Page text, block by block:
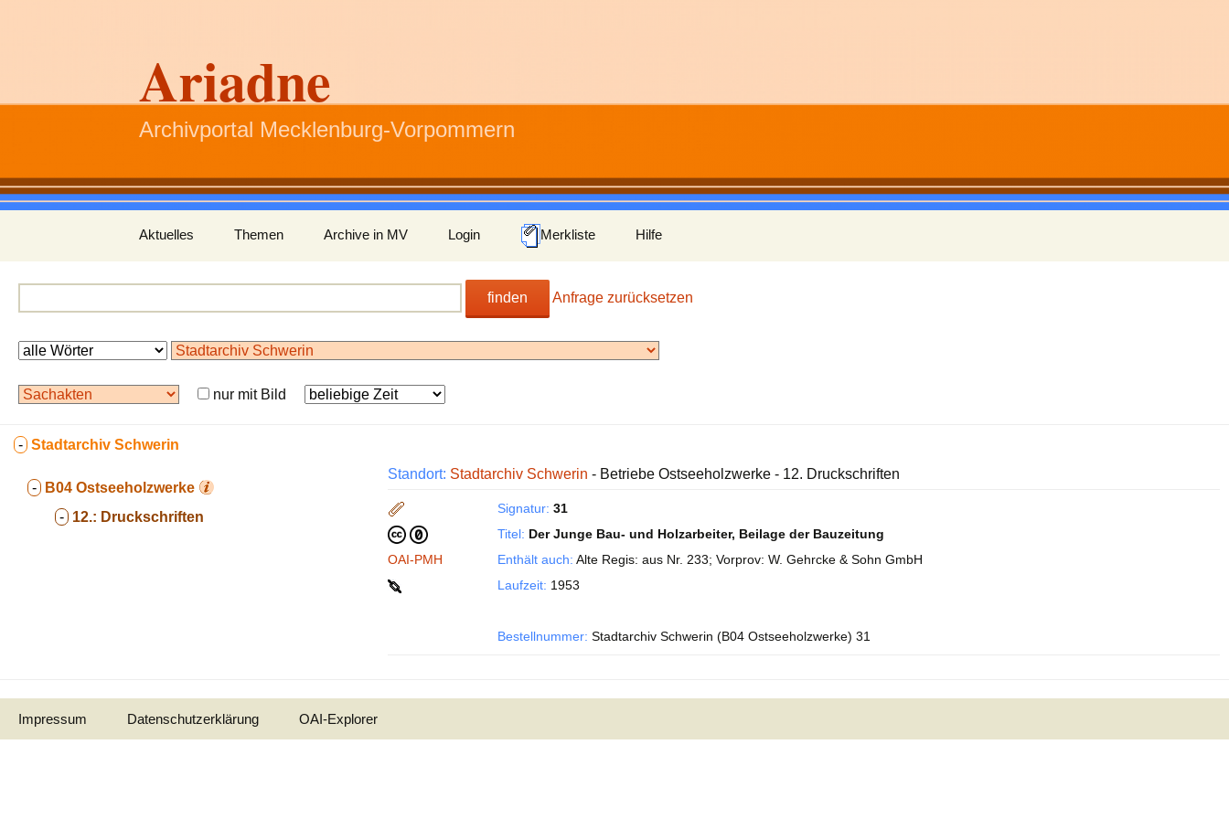
Ariadne
Archivportal Mecklenburg-Vorpommern
Inhalt
springen
Aktuelles Themen Archive in MV Login Merkliste Hilfe
finden Anfrage zurücksetzen
nur mit Bild
- Stadtarchiv Schwerin
- B04 Ostseeholzwerke
- 12.: Druckschriften
Standort: Stadtarchiv Schwerin - Betriebe Ostseeholzwerke - 12. Druckschriften
OAI-PMH
Signatur: 31
Titel: Der Junge Bau- und Holzarbeiter, Beilage der Bauzeitung
Enthält auch: Alte Regis: aus Nr. 233; Vorprov: W. Gehrcke & Sohn GmbH
Laufzeit: 1953
Bestellnummer: Stadtarchiv Schwerin (B04 Ostseeholzwerke) 31
Impressum Datenschutzerklärung OAI-Explorer